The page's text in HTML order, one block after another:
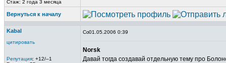
Стаж: 2 года 3 месяца
Вернуться к началу
Kabal
цитировать
Репутация: +12/–1
01.05.2006 0:39
Norsk
Давай тогда создавай отдельную тему про